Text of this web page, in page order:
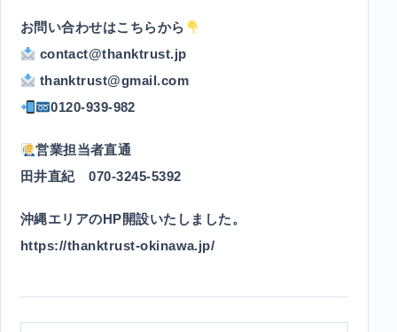
お問い合わせはこちらから
contact@thanktrust.jp
thanktrust@gmail.com
0120-939-982
営業担当者直通
田井直紀 070-3245-5392
沖縄エリアのHP開設いたしました。
https://thanktrust-okinawa.jp/